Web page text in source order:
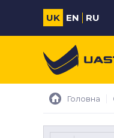
UK EN RU
Головна